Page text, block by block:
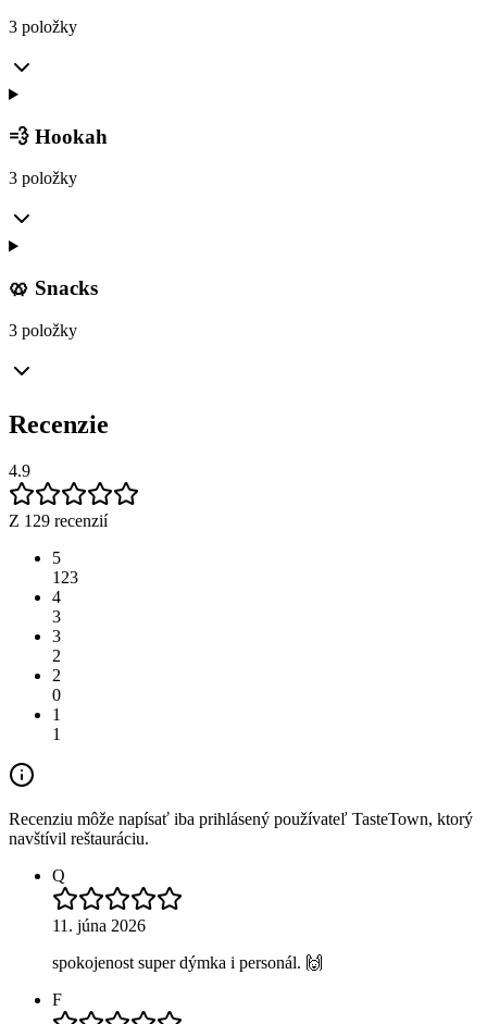
3 položky
💨 Hookah
3 položky
🥨 Snacks
3 položky
Recenzie
4.9
Z 129 recenzií
5
123
4
3
3
2
2
0
1
1
Recenziu môže napísať iba prihlásený používateľ TasteTown, ktorý
navštívil reštauráciu.
Q
11. júna 2026
spokojenost super dýmka i personál. 🙌
F